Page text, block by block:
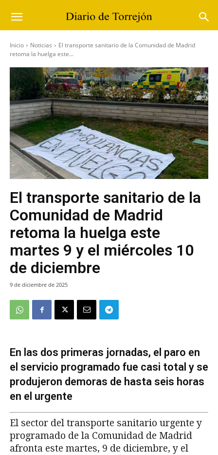
Inicio Noticias
El transporte sanitario de la Comunidad de Madrid
retoma la huelga este...
El transporte sanitario de la
Comunidad de Madrid
retoma la huelga este
martes 9 y el miércoles 10
de diciembre
9 de diciembre de 2025
En las dos primeras jornadas, el paro en
el servicio programado fue casi total y se
produjeron demoras de hasta seis horas
en el urgente
El sector del transporte sanitario urgente y
programado de la Comunidad de Madrid
afronta este martes, 9 de diciembre, y el